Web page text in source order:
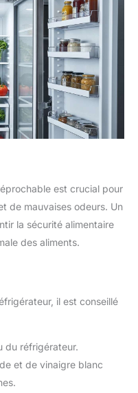
est crucial pour
de mauvaises odeurs. Un
la sécurité alimentaire
des aliments.
il est conseillé
du réfrigérateur.
et de vinaigre blanc